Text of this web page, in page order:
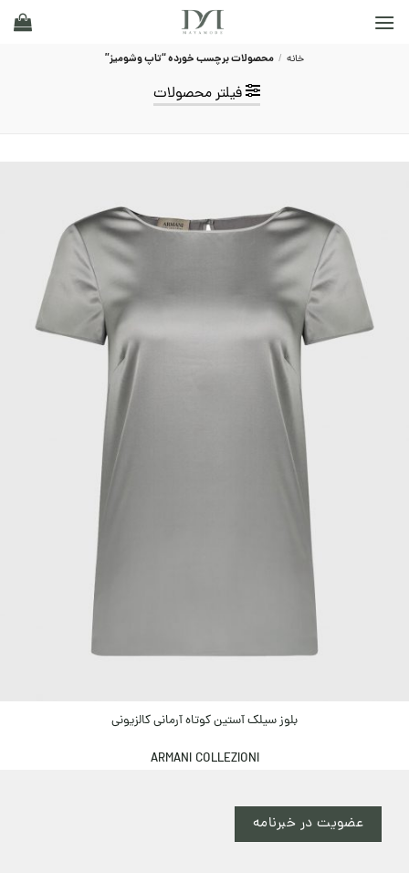
خانه / محصولات برچسب خورده “تاپ وشومیز”
فیلتر محصولات
بلوز سیلک آستین کوتاه آرمانی کالزیونی
ARMANI COLLEZIONI
عضویت در خبرنامه